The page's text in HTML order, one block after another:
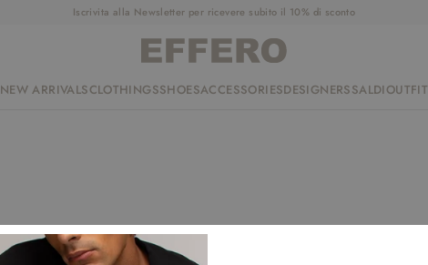
Iscrivita alla Newsletter per ricevere subito il 10% di sconto
NEW ARRIVALSCLOTHINGSSHOESACCESSORIESDESIGNERSSALDIOUTFIT